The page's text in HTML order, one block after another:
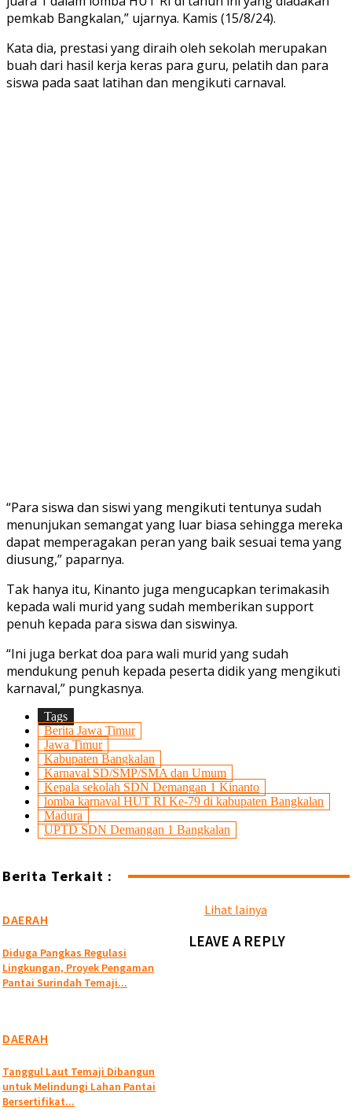
pemkab Bangkalan,” ujarnya. Kamis (15/8/24).
Kata dia, prestasi yang diraih oleh sekolah merupakan
buah dari hasil kerja keras para guru, pelatih dan para
siswa pada saat latihan dan mengikuti carnaval.
“Para siswa dan siswi yang mengikuti tentunya sudah
menunjukan semangat yang luar biasa sehingga mereka
dapat memperagakan peran yang baik sesuai tema yang
diusung,” paparnya.
Tak hanya itu, Kinanto juga mengucapkan terimakasih
kepada wali murid yang sudah memberikan support
penuh kepada para siswa dan siswinya.
“Ini juga berkat doa para wali murid yang sudah
mendukung penuh kepada peserta didik yang mengikuti
karnaval,” pungkasnya.
Tags
Berita Jawa Timur
Jawa Timur
Kabupaten Bangkalan
Karnaval SD/SMP/SMA dan Umum
Kepala sekolah SDN Demangan 1 Kinanto
lomba karnaval HUT RI Ke-79 di kabupaten Bangkalan
Madura
UPTD SDN Demangan 1 Bangkalan
Berita Terkait :
DAERAH
Diduga Pangkas Regulasi
Lingkungan, Proyek Pengaman
Pantai Surindah Temaji...
DAERAH
Tanggul Laut Temaji Dibangun
untuk Melindungi Lahan Pantai
Bersertifikat...
Lihat lainya
LEAVE A REPLY